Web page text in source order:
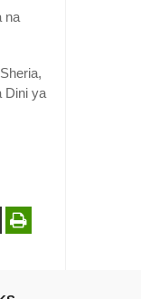
na
Dini ya